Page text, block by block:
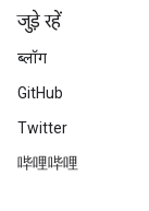
features:
features:
label:
num_trees:
max_depth:
जुड़े रहें
ब्लॉग
GitHub
Twitter
哔哩哔哩